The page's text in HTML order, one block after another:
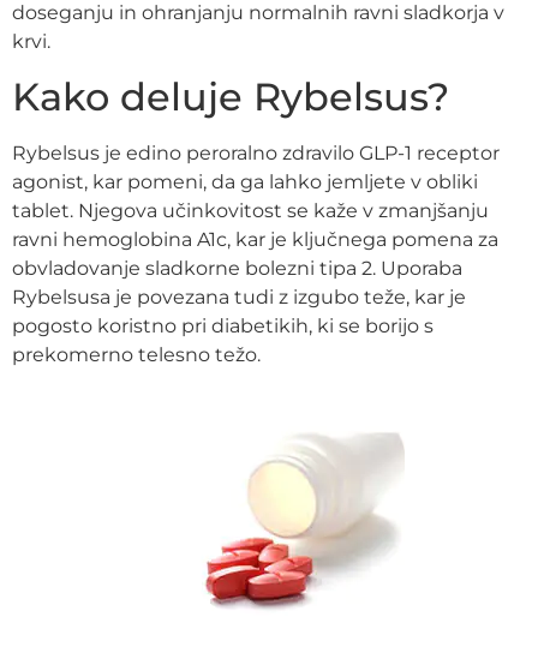
doseganju in ohranjanju normalnih ravni sladkorja v
krvi.
Kako deluje Rybelsus?
Rybelsus je edino peroralno zdravilo GLP-1 receptor
agonist, kar pomeni, da ga lahko jemljete v obliki
tablet. Njegova učinkovitost se kaže v zmanjšanju
ravni hemoglobina A1c, kar je ključnega pomena za
obvladovanje sladkorne bolezni tipa 2. Uporaba
Rybelsusa je povezana tudi z izgubo teže, kar je
pogosto koristno pri diabetikih, ki se borijo s
prekomerno telesno težo.